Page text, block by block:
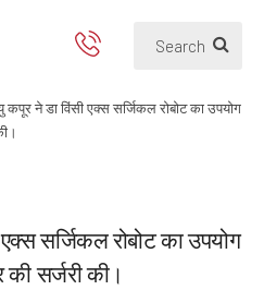
ने डा विंसी एक्स
कपूर ने डा विंसी एक्स सर्जिकल रोबोट का उपयोग
सर्जिकल रोबोट का उपयोग
सर्जरी की।